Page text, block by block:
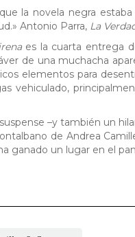
la novela negra
Antonio Parra, La
es la cuarta entrega
de una muchacha
elementos para
vehiculado,
–y también un
de Andrea
ganado un lugar en el